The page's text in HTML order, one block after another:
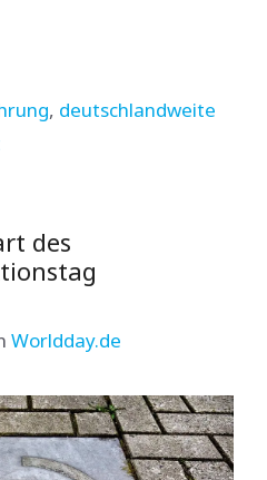
, deutschlandweite
des
Worldday.de